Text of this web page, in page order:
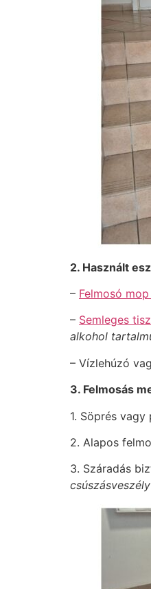
2. Használt
– Felmosó
– Semleges
alkohol
– Vízlehúzó
3. Felmosás
1. Söprés
2. Alapos
3. Száradás